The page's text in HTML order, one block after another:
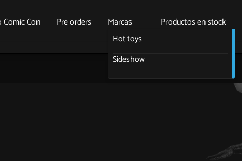
Comic Con Pre orders
Marcas
Hot toys
Sideshow
Productos en stock